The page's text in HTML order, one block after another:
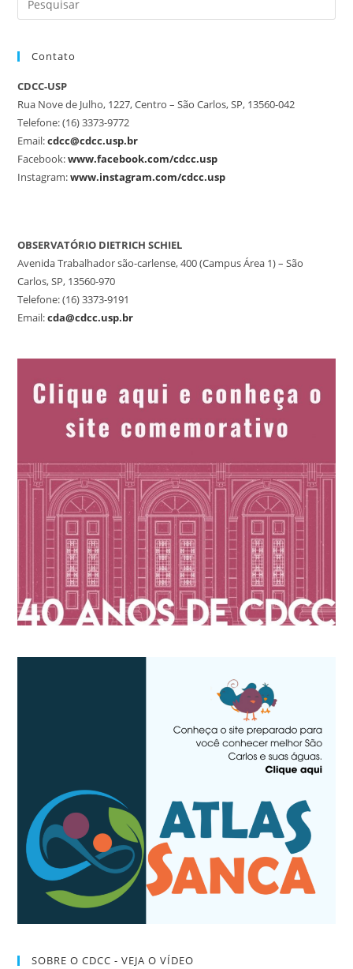
Contato
CDCC-USP
Rua Nove de Julho, 1227, Centro – São Carlos, SP, 13560-042
Telefone: (16) 3373-9772
Email:cdcc@cdcc.usp.br
Facebook:www.facebook.com/cdcc.usp
Instagram:www.instagram.com/cdcc.usp
OBSERVATÓRIO DIETRICH SCHIEL
Avenida Trabalhador são-carlense, 400 (Campus Área 1) – São
Carlos, SP, 13560-970
Telefone: (16) 3373-9191
Email:cda@cdcc.usp.br
SOBRE O CDCC - VEJA O VÍDEO